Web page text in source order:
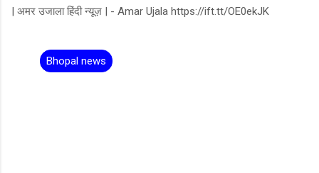
| अमर उजाला हिंदी न्यूज़ | - Amar Ujala https://ift.tt/OE0ekJK
Bhopal news